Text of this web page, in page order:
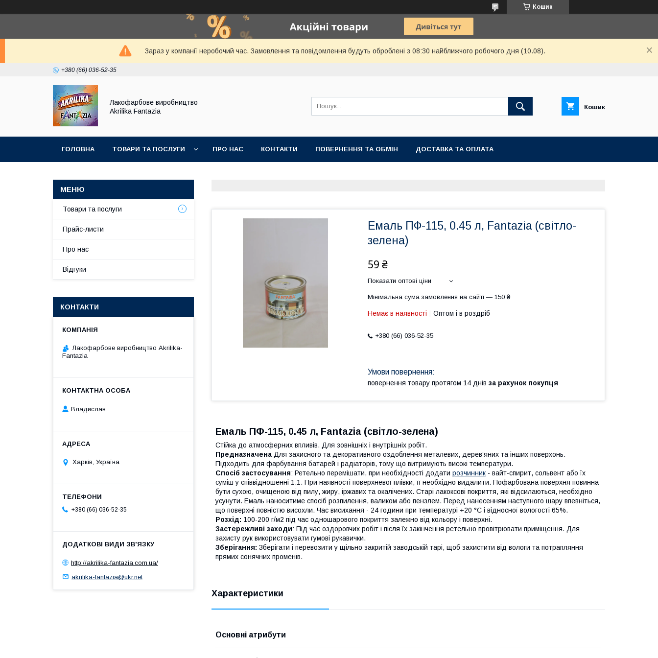
Кошик
Зараз у компанії неробочий час. Замовлення та повідомлення будуть оброблені з 08:30 найближчого робочого дня (10.08).
+380 (66) 036-52-35
Лакофарбове виробництво
Akrilika Fantazia
Кошик
ГОЛОВНА ТОВАРИ ТА ПОСЛУГИ ПРО НАС КОНТАКТИ ПОВЕРНЕННЯ ТА ОБМІН ДОСТАВКА ТА ОПЛАТА
Емаль ПФ-115, 0.45 л, Fantazia (світло-
зелена)
59 ₴
Показати оптові ціни
Мінімальна сума замовлення на сайті — 150 ₴
Немає в наявності Оптом і в роздріб
+380 (66) 036-52-35
повернення товару протягом 14 днів за рахунок покупця
Емаль ПФ-115, 0.45 л, Fantazia (світло-зелена)
Стійка до атмосферних впливів. Для зовнішніх і внутрішніх робіт.
Предназначена Для захисного та декоративного оздоблення металевих, дерев’яних та інших поверхонь.
Підходить для фарбування батарей і радіаторів, тому що витримують високі температури.
Спосіб застосування: Ретельно перемішати, при необхідності додати розчинник - вайт-спирит, сольвент або їх
суміш у співвідношенні 1:1. При наявності поверхневої плівки, її необхідно видалити. Пофарбована поверхня повинна
бути сухою, очищеною від пилу, жиру, іржавих та окалічених. Старі лакоксові покриття, які відсилаються, необхідно
усунути. Емаль наноситиме спосіб розпилення, валиком або пензлем. Перед нанесенням наступного шару впевніться,
що поверхні повністю висохли. Час висихання - 24 години при температурі +20 °С і відносної вологості 65%.
Розхід: 100-200 г/м2 під час одношарового покриття залежно від кольору і поверхні.
Застережливі заходи: Під час оздоровчих робіт і після їх закінчення ретельно провітрювати приміщення. Для
захисту рук використовувати гумові рукавички.
Зберігання: Зберігати і перевозити у щільно закритій заводській тарі, щоб захистити від вологи та потрапляння
прямих сонячних променів.
Характеристики
Основні атрибути
Товари та послуги
Прайс-листи
Про нас
Відгуки
КОНТАКТИ
Лакофарбове виробництво Akrilika-
Fantazia
Владислав
Харків, Україна
+380 (66) 036-52-35
http://akrilika-fantazia.com.ua/
akrilika-fantazia@ukr.net